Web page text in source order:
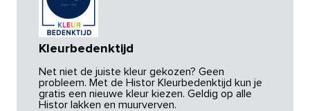
Kleurbedenktijd
Net niet de juiste kleur gekozen? Geen
probleem. Met de Histor Kleurbedenktijd kun je
gratis een nieuwe kleur kiezen. Geldig op alle
Histor lakken en muurverven.